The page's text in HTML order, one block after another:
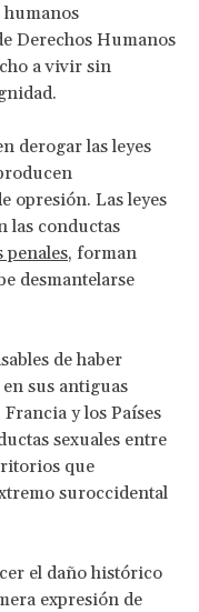
Derechos Humanos
a vivir sin
derogar las leyes
opresión. Las leyes
las conductas
penales, forman
desmantelarse
de haber
sus antiguas
y los Países
sexuales entre
que
suroccidental
el daño histórico
expresión de